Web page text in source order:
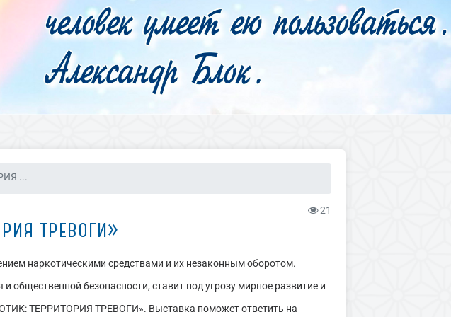
...
21
ТРЕВОГИ»
наркотическими средствами и их незаконным оборотом.
безопасности, ставит под угрозу мирное развитие и
ТЕРРИТОРИЯ ТРЕВОГИ». Выставка поможет ответить на